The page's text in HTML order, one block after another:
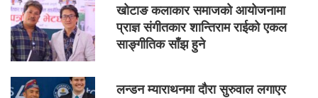
खोटाङ कलाकार समाजको आयोजनामा
प्राज्ञ संगीतकार शान्तिराम राईको एकल
साङ्गीतिक साँझ हुने
लन्डन म्याराथनमा दौरा सुरुवाल लगाएर